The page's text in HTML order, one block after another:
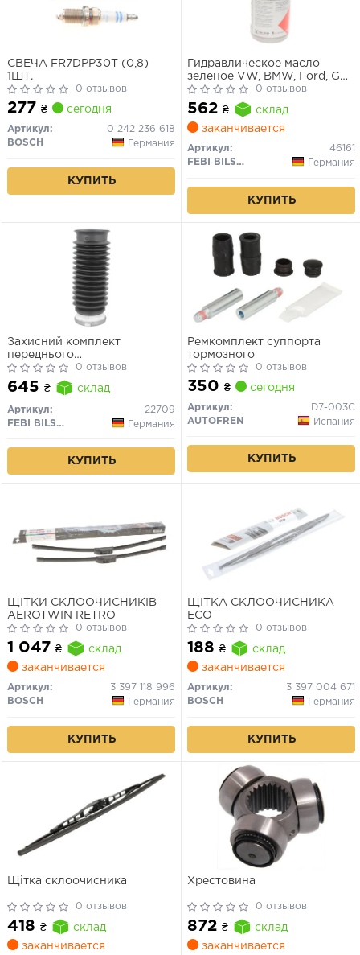
СВЕЧА FR7DPP30T (0,8)
1ШТ.
0 отзывов
277 ₴ сегодня
Артикул:
0 242 236 618
BOSCH
Германия
КУПИТЬ
Гидравлическое масло
зеленое VW, BMW, Ford, GM,
Porsche
0 отзывов
562 ₴
склад
заканчивается
Артикул:
46161
FEBI BILSTEIN
Германия
КУПИТЬ
Захисний комплект
переднього
амортизатора(на одну
стійку) VOLVO S60-
80,V70,XC70
0 отзывов
645 ₴ склад
Артикул:
22709
FEBI BILSTEIN
Германия
КУПИТЬ
Ремкомплект суппорта
тормозного
0 отзывов
350 ₴ сегодня
Артикул:
D7-003C
AUTOFREN
Испания
КУПИТЬ
ЩІТКИ СКЛООЧИСНИКІВ
AEROTWIN RETRO
0 отзывов
1 047 ₴
склад
заканчивается
Артикул:
3 397 118 996
BOSCH
Германия
КУПИТЬ
ЩІТКА СКЛООЧИСНИКА
ECO
0 отзывов
188 ₴
склад
заканчивается
Артикул:
3 397 004 671
BOSCH
Германия
КУПИТЬ
Щітка склоочисника
0 отзывов
418 ₴
склад
заканчивается
Хрестовина
0 отзывов
872 ₴
склад
заканчивается